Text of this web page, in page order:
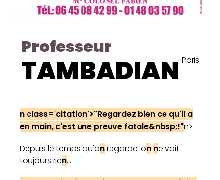
Professeur
TAMBADIAN Paris
n class='citation'>"Regardez bien ce qu'il a
en main, c'est une preuve fatale&nbsp;!"n>
Depuis le temps qu'onregarde, on ne voit
toujours rien...